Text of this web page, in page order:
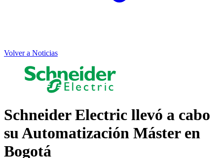
Volver a Noticias
Schneider Electric llevó a cabo
su Automatización Máster en
Bogotá